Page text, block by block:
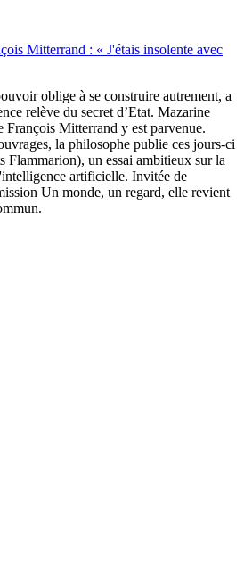
Mitterrand : « J'étais insolente avec
oblige à se construire autrement, a
relève du secret d’Etat. Mazarine
François Mitterrand y est parvenue.
la philosophe publie ces jours-ci
Flammarion), un essai ambitieux sur la
artificielle. Invitée de
Un monde, un regard, elle revient